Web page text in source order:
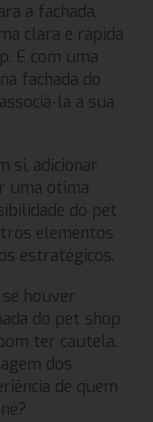
a fachada,
clara e rápida
E com uma
fachada do
la a sua
si, adicionar
uma ótima
do pet
elementos
estratégicos.
houver
do pet shop
ter cautela.
dos
de quem